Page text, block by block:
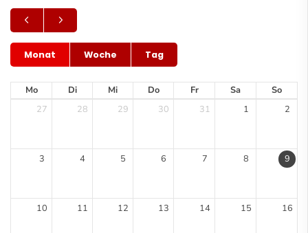
Monat Woche Tag
Mo Di Mi Do Fr Sa
So
27
28 29 30 31 1 2
3 4 5 6 7 8 9
10 11 12 13 14 15 16